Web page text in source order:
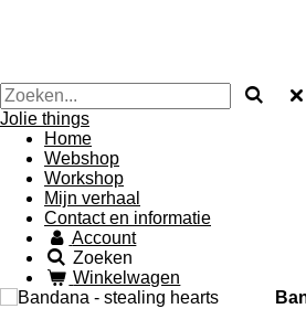
Jolie things
Home
Webshop
Workshop
Mijn verhaal
Contact en informatie
Account
Zoeken
Winkelwagen